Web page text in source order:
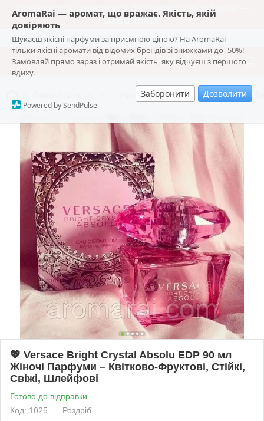
AromaRai — аромат, що вражає. Якість, якій
довіряють
Шукаєш якісні парфуми за приємною ціною? На AromaRai —
тільки якісні аромати від відомих брендів зі знижками до -50%!
Замовляй прямо зараз і отримай якість, яку відчуєш з першого
вдиху.
Заборонити Дозволити
Powered by SendPulse
Топ-якість парфумів без удару по кишені —
замовляй!
AromaRai
Жіноча парфумерія 💖 Versace
💖 Versace Bright Crystal Absolu EDP 90 мл
Жіночі Парфуми – Квітково-Фруктові, Стійкі,
Свіжі, Шлейфові
Готово до відправки
Код: 1025
Роздріб